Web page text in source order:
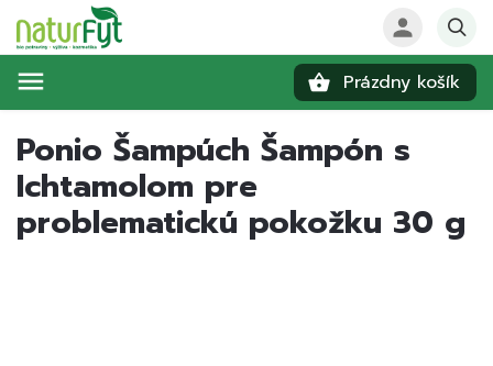
Prázdny košík
Ponio Šampúch Šampón s
Ichtamolom pre
problematickú pokožku 30 g